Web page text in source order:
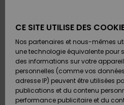
Chaussures
& Tongs
Surf
Chaussures
& Tongs
Surf
FEMME
A
Découvrir
Snow
SURF
Surf
Shop
Enfant
Highlights
SNOW
Snow
Shop
Enfant
Snow
Shop
Femme
Enfant
Outlet
Femme
Retours
Paiement
Carte
CE SITE UTILISE DES
Nos partenaires et nous-mêmes
une technologie équivalente pour
des informations sur votre
personnelles (comme vos
adresse IP) peuvent être utilisées
publications et du contenu
performance publicitaire et du